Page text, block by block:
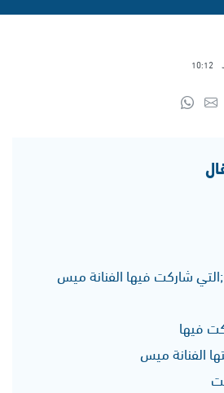
10:12
المسلسلات&nbsp;التي شاركت فيها الفنانة ميس
فيها
الفنانة ميس